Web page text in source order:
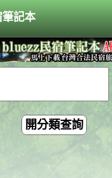
筆記本
開分類查詢